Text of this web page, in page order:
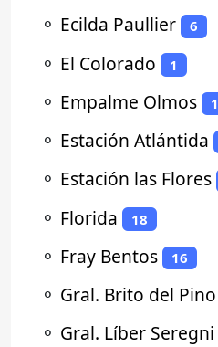
⚬ Ecilda Paullier 6
⚬ El Colorado 1
⚬ Empalme Olmos 1
⚬ Estación Atlántida
⚬ Estación las Flores
⚬ Florida 18
⚬ Fray Bentos 16
⚬ Gral. Brito del Pino
⚬ Gral. Líber Seregni